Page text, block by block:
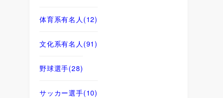
体育系有名人 (12)
文化系有名人 (91)
野球選手(28)
サッカー選手(10)